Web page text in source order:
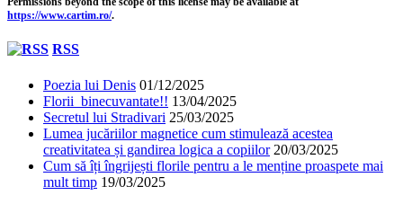
https://www.cartim.ro/.
RSS
Poezia lui Denis 01/12/2025
Florii binecuvantate!! 13/04/2025
Secretul lui Stradivari 25/03/2025
Lumea jucăriilor magnetice cum stimulează acestea
creativitatea și gandirea logica a copiilor 20/03/2025
Cum să îți îngrijești florile pentru a le menține proaspete mai
mult timp 19/03/2025